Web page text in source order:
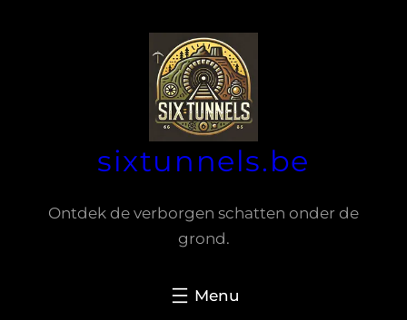
sixtunnels.be
Ontdek de verborgen schatten onder de
grond.